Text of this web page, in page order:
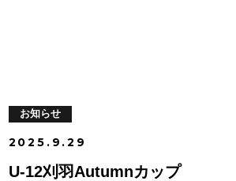
お知らせ
2025.9.29
U-12刈羽Autumnカップ